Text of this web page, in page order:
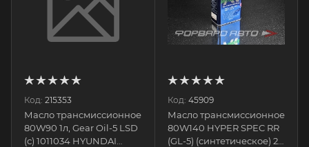
Код: 215353
Масло трансмиссионное
80W90 1л, Gear Oil-5 LSD
(с) 1011034 HYUNDAI
Код: 45909
Масло трансмиссионное
80W140 HYPER SPEC RR
(GL-5) (синтетическое) 2